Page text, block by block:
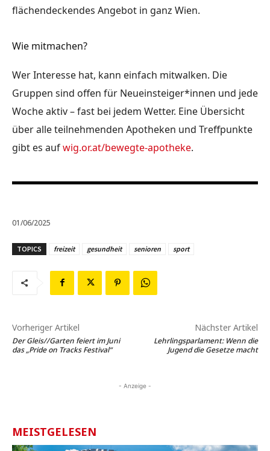
flächendeckendes Angebot in ganz Wien.
Wie mitmachen?
Wer Interesse hat, kann einfach mitwalken. Die
Gruppen sind offen für Neueinsteiger*innen und jede
Woche aktiv – fast bei jedem Wetter. Eine Übersicht
über alle teilnehmenden Apotheken und Treffpunkte
gibt es aufwig.or.at/bewegte-apotheke.
01/06/2025
TOPICS freizeit gesundheit senioren sport
Vorheriger Artikel
Der Gleis//Garten feiert im Juni
das „Pride on Tracks Festival“
Nächster Artikel
Lehrlingsparlament: Wenn die
Jugend die Gesetze macht
- Anzeige -
MEISTGELESEN